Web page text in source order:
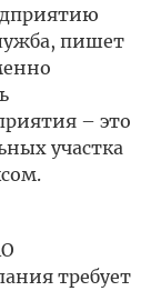
пишет
– это
участка
требует